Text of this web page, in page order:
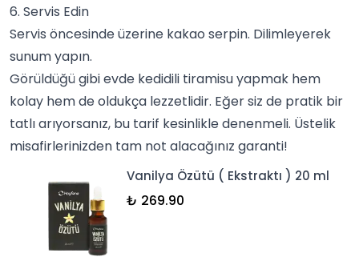
6. Servis Edin
Servis öncesinde üzerine kakao serpin. Dilimleyerek
sunum yapın.
Görüldüğü gibi evde kedidili tiramisu yapmak hem
kolay hem de oldukça lezzetlidir. Eğer siz de pratik bir
tatlıarıyorsanız, bu tarif kesinlikle denenmeli. Üstelik
misafirlerinizden tam not alacağınız garanti!
Vanilya Özütü ( Ekstraktı ) 20 ml
₺ 269.90